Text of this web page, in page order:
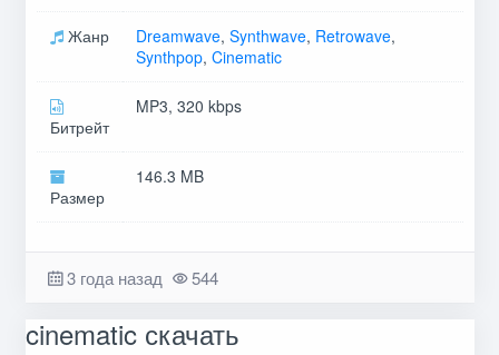
Жанр Dreamwave, Synthwave, Retrowave,
Synthpop, Cinematic
Битрейт
MP3, 320 kbps
Размер
146.3 MB
3 года назад 544
cinematic скачать